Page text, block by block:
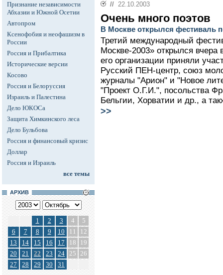
Признание независимости
Абхазии и Южной Осетии
Автопром
Ксенофобия и неофашизм в
России
Россия и Прибалтика
Исторические версии
Косово
Россия и Белоруссия
Израиль и Палестина
Дело ЮКОСа
Защита Химкинского леса
Дело Бульбова
Россия и финансовый кризис
Доллар
Россия и Израиль
все темы
АРХИВ
1 2 3 4
5
6
7 8 9 10 11
12
13
14 15 16 17 18
19
20
21 22 23 24 25 26
27
28 29 30 31
// 22.10.2003
Очень много поэтов
В Москве открылся фестиваль
Третий международный
Москве-2003» открылся
его организации приняли
Русский ПЕН-центр, союз
журналы "Арион" и "Новое
"Проект О.Г.И.", посольства
Бельгии, Хорватии и др., а
>>